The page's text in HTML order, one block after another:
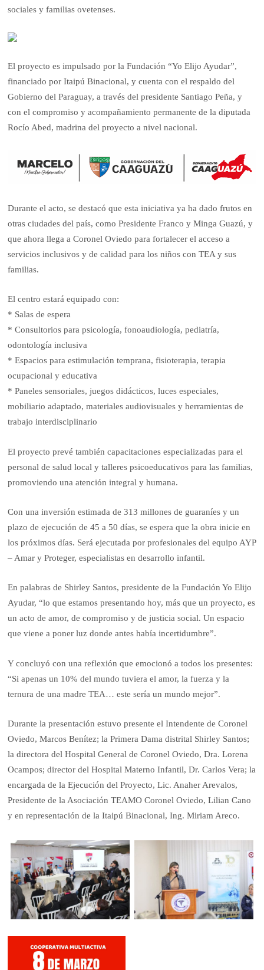
sociales y familias ovetenses.
El proyecto es impulsado por la Fundación “Yo Elijo Ayudar”,
financiado por Itaipú Binacional, y cuenta con el respaldo del
Gobierno del Paraguay, a través del presidente Santiago Peña, y
con el compromiso y acompañamiento permanente de la diputada
Rocío Abed, madrina del proyecto a nivel nacional.
Durante el acto, se destacó que esta iniciativa ya ha dado frutos en
otras ciudades del país, como Presidente Franco y Minga Guazú, y
que ahora llega a Coronel Oviedo para fortalecer el acceso a
servicios inclusivos y de calidad para los niños con TEA y sus
familias.
El centro estará equipado con:
* Salas de espera
* Consultorios para psicología, fonoaudiología, pediatría,
odontología inclusiva
* Espacios para estimulación temprana, fisioterapia, terapia
ocupacional y educativa
* Paneles sensoriales, juegos didácticos, luces especiales,
mobiliario adaptado, materiales audiovisuales y herramientas de
trabajo interdisciplinario
El proyecto prevé también capacitaciones especializadas para el
personal de salud local y talleres psicoeducativos para las familias,
promoviendo una atención integral y humana.
Con una inversión estimada de 313 millones de guaraníes y un
plazo de ejecución de 45 a 50 días, se espera que la obra inicie en
los próximos días. Será ejecutada por profesionales del equipo AYP
– Amar y Proteger, especialistas en desarrollo infantil.
En palabras de Shirley Santos, presidente de la Fundación Yo Elijo
Ayudar, “lo que estamos presentando hoy, más que un proyecto, es
un acto de amor, de compromiso y de justicia social. Un espacio
que viene a poner luz donde antes había incertidumbre”.
Y concluyó con una reflexión que emocionó a todos los presentes:
“Si apenas un 10% del mundo tuviera el amor, la fuerza y la
ternura de una madre TEA… este sería un mundo mejor”.
Durante la presentación estuvo presente el Intendente de Coronel
Oviedo, Marcos Benítez; la Primera Dama distrital Shirley Santos;
la directora del Hospital General de Coronel Oviedo, Dra. Lorena
Ocampos; director del Hospital Materno Infantil, Dr. Carlos Vera; la
encargada de la Ejecución del Proyecto, Lic. Anaher Arevalos,
Presidente de la Asociación TEAMO Coronel Oviedo, Lilian Cano
y en representación de la Itaipú Binacional, Ing. Miriam Areco.